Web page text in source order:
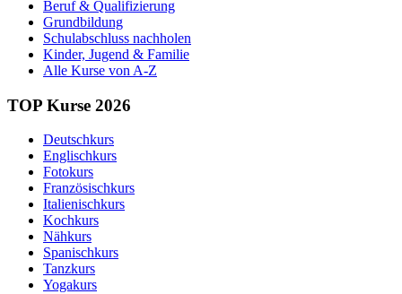
Beruf & Qualifizierung
Grundbildung
Schulabschluss nachholen
Kinder, Jugend & Familie
Alle Kurse von A-Z
TOP Kurse 2026
Deutschkurs
Englischkurs
Fotokurs
Französischkurs
Italienischkurs
Kochkurs
Nähkurs
Spanischkurs
Tanzkurs
Yogakurs